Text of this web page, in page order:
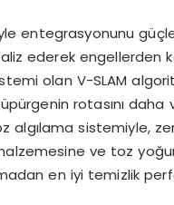
entegrasyonunu
ederek engellerden
olan V-SLAM
rotasını daha
algılama sistemiyle,
ve toz
en iyi temizlik